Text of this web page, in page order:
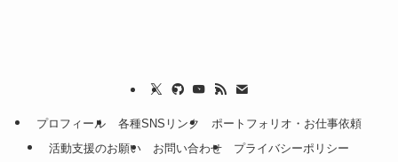
プロフィール 各種SNSリンク
ポートフォリオ・お仕事依頼
活動支援のお願い
お問い合わせ プライバシーポリシー